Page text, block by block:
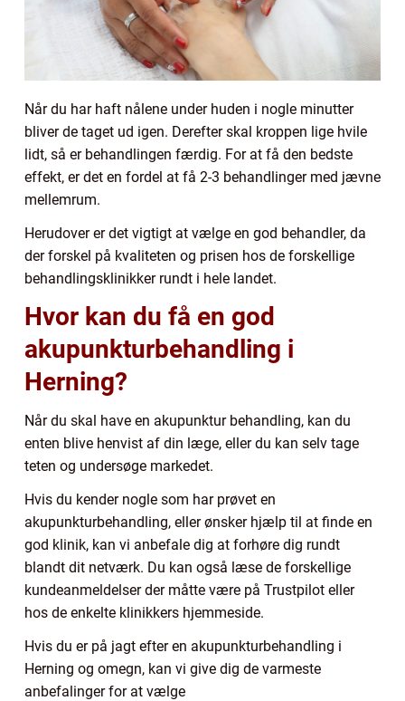
Når du har haft nålene under huden i nogle minutter
bliver de taget ud igen. Derefter skal kroppen lige hvile
lidt, så er behandlingen færdig. For at få den bedste
effekt, er det en fordel at få 2-3 behandlinger med jævne
mellemrum.
Herudover er det vigtigt at vælge en god behandler, da
der forskel på kvaliteten og prisen hos de forskellige
behandlingsklinikker rundt i hele landet.
Hvor kan du få en god
akupunkturbehandling i
Herning?
Når du skal have en akupunktur behandling, kan du
enten blive henvist af din læge, eller du kan selv tage
teten og undersøge markedet.
Hvis du kender nogle som har prøvet en
akupunkturbehandling, eller ønsker hjælp til at finde en
god klinik, kan vi anbefale dig at forhøre dig rundt
blandt dit netværk. Du kan også læse de forskellige
kundeanmeldelser der måtte være på Trustpilot eller
hos de enkelte klinikkers hjemmeside.
Hvis du er på jagt efter en akupunkturbehandling i
Herning og omegn, kan vi give dig de varmeste
anbefalinger for at vælge